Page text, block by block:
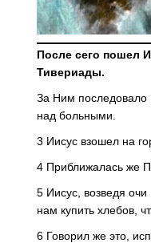
После сего пошел
Тивериады.
За Ним последовало
над больными.
3 Иисус взошел на
4 Приближалась же
5 Иисус, возведя
нам купить хлебов,
6 Говорил же это,